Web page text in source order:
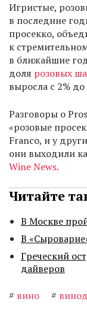
Игристые,
в последние
просекко,
к
в ближайшие
доля розовых
выросла с 2% до
Разговоры о
«розовые
Franco, и у
они выходили
Wine News.
Читайте
В Москве
В
Греческий
дайверов
# вино #